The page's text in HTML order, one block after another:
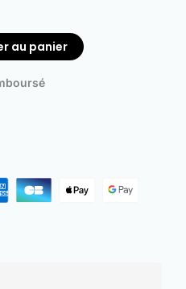
au panier